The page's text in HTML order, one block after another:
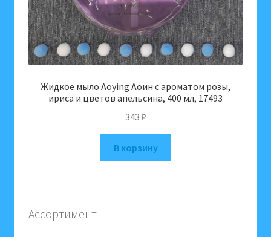
Жидкое мыло Aoying Аоин с ароматом розы,
ириса и цветов апельсина, 400 мл, 17493
343 ₽
В корзину
Ассортимент